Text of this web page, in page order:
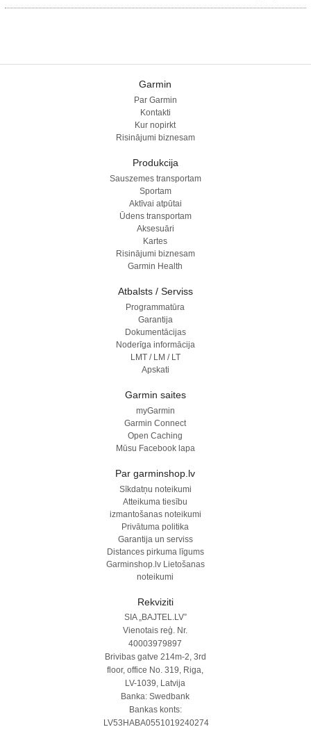
Garmin
Par Garmin
Kontakti
Kur nopirkt
Risinājumi biznesam
Produkcija
Sauszemes transportam
Sportam
Aktīvai atpūtai
Ūdens transportam
Aksesuāri
Kartes
Risinājumi biznesam
Garmin Health
Atbalsts / Serviss
Programmatūra
Garantija
Dokumentācijas
Noderīga informācija
LMT / LM / LT
Apskati
Garmin saites
myGarmin
Garmin Connect
Open Caching
Mūsu Facebook lapa
Par garminshop.lv
Sīkdatņu noteikumi
Atteikuma tiesību
izmantošanas noteikumi
Privātuma politika
Garantija un serviss
Distances pirkuma līgums
Garminshop.lv Lietošanas
noteikumi
Rekviziti
SIA „BAJTEL.LV”
Vienotais reģ. Nr.
40003979897
Brivibas gatve 214m-2, 3rd
floor, office No. 319, Riga,
LV-1039, Latvija
Banka: Swedbank
Bankas konts:
LV53HABA0551019240274